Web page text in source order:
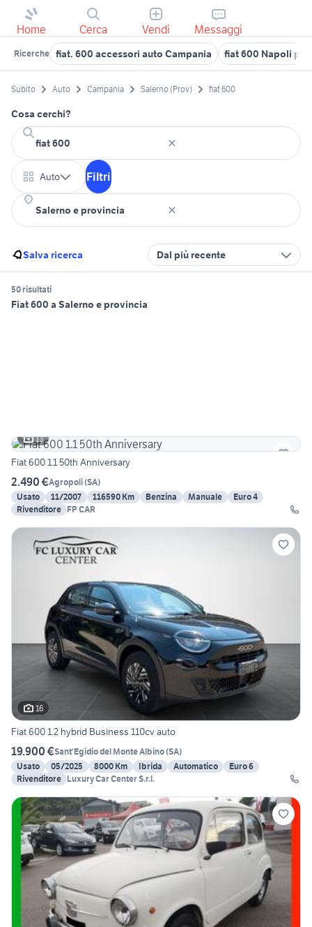
Home Cerca Vendi Messaggi
Ricerche fiat. 600 accessori auto Campania fiat 600 Napoli
Subito Auto Campania Salerno (Prov) fiat 600
Cosa cerchi?
Auto Filtri
Salva ricerca Dal più recente
50 risultati
Fiat 600 a Salerno e provincia
13
Fiat 600 1.1 50th Anniversary
2.490 €Agropoli(SA)
Usato
11/2007 116590 Km Benzina Manuale
Euro 4
Rivenditore FP CAR
16
Fiat 600 1.2 hybrid Business 110cv auto
19.900 €Sant'Egidio del Monte Albino(SA)
Usato
05/2025 8000 Km Ibrida Automatico
Euro 6
Rivenditore Luxury Car Center S.r.l.